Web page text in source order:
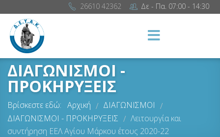
26610 42362 Δε - Πα. 07:00 - 14:30
ΔΙΑΓΩΝΙΣΜΟΙ -
ΠΡΟΚΗΡΥΞΕΙΣ
Βρίσκεστε εδώ: Αρχική / ΔΙΑΓΩΝΙΣΜΟΙ /
ΔΙΑΓΩΝΙΣΜΟΙ - ΠΡΟΚΗΡΥΞΕΙΣ / Λειτουργία και
συντήρηση ΕΕΛ Αγίου Μάρκου έτους 2020-22